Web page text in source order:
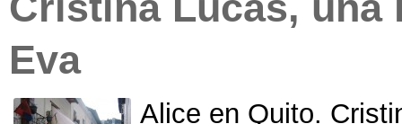
Eva
Alice en Quito.